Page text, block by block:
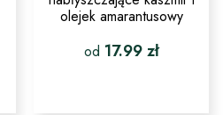
olejek amarantusowy
od 17.99zł